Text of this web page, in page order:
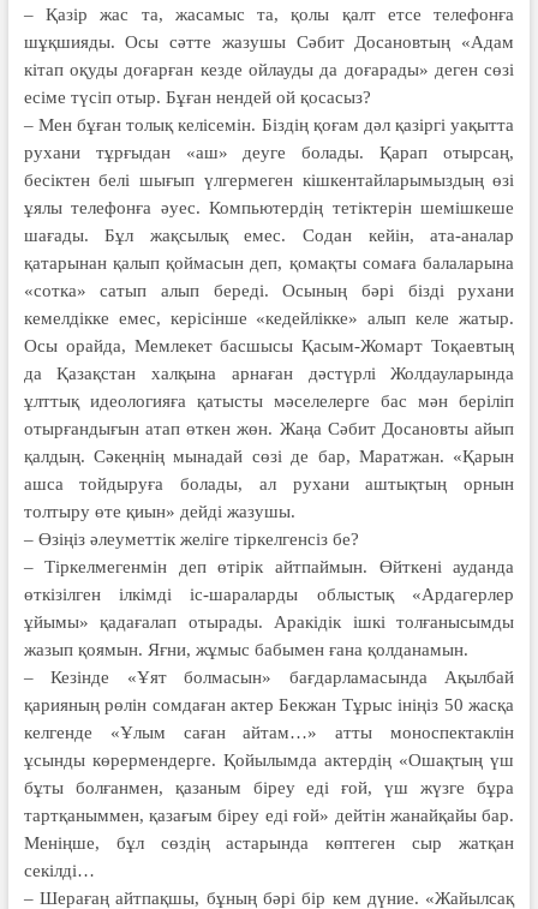
– Қазір жас та, жасамыс та, қолы қалт етсе телефонға
шұқшияды. Осы сәтте жазушы Сәбит Досановтың «Адам
кітап оқуды доғарған кезде ойлауды да доғарады» деген сөзі
есіме түсіп отыр. Бұған нендей ой қосасыз?
– Мен бұған толық келісемін. Біздің қоғам дәл қазіргі уақытта
рухани тұрғыдан «аш» деуге болады. Қарап отырсаң,
бесіктен белі шығып үлгермеген кішкентайларымыздың өзі
ұялы телефонға әуес. Компьютердің тетіктерін шемішкеше
шағады. Бұл жақсылық емес. Содан кейін, ата-аналар
қатарынан қалып қоймасын деп, қомақты сомаға балаларына
«сотка» сатып алып береді. Осының бәрі бізді рухани
кемелдікке емес, керісінше «кедейлікке» алып келе жатыр.
Осы орайда, Мемлекет басшысы Қасым-Жомарт Тоқаевтың
да Қазақстан халқына арнаған дәстүрлі Жолдауларында
ұлттық идеологияға қатысты мәселелерге бас мән беріліп
отырғандығын атап өткен жөн. Жаңа Сәбит Досановты айып
қалдың. Сәкеңнің мынадай сөзі де бар, Маратжан. «Қарын
ашса тойдыруға болады, ал рухани аштықтың орнын
толтыру өте қиын» дейді жазушы.
– Өзіңіз әлеуметтік желіге тіркелгенсіз бе?
– Тіркелмегенмін деп өтірік айтпаймын. Өйткені ауданда
өткізілген ілкімді іс-шараларды облыстық «Ардагерлер
ұйымы» қадағалап отырады. Аракідік ішкі толғанысымды
жазып қоямын. Яғни, жұмыс бабымен ғана қолданамын.
– Кезінде «Ұят болмасын» бағдарламасында Ақылбай
қарияның рөлін сомдаған актер Бекжан Тұрыс ініңіз 50 жасқа
келгенде «Ұлым саған айтам…» атты моно­спектаклін
ұсынды көрер­мендерге. Қойылымда ак­тер­­дің «Ошақтың үш
бұты бол­ғанмен, қазаным біреу еді ғой, үш жүзге бұра
тартқа­ныммен, қазағым біреу еді ғой» дейтін жанайқайы бар.
Меніңше, бұл сөздің астарында көптеген сыр жатқан
секілді…
– Шерағаң айтпақшы, бұның бәрі бір кем дүние. «Жайылсақ